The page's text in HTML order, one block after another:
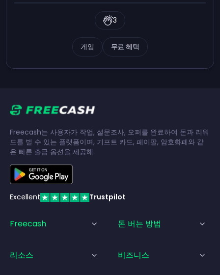
게임 무료 혜택
3
Freecash는 사용자가 작업, 설문조사, 오퍼를 완료하여 돈과 리워
드를 벌 수 있는 플랫폼이며, 기프트 카드, 페이팔, 암호화폐와 같
은 빠른 출금 옵션을 제공해.
Excellent Trustpilot
Freecash 돈 버는 방법
리소스 비즈니스